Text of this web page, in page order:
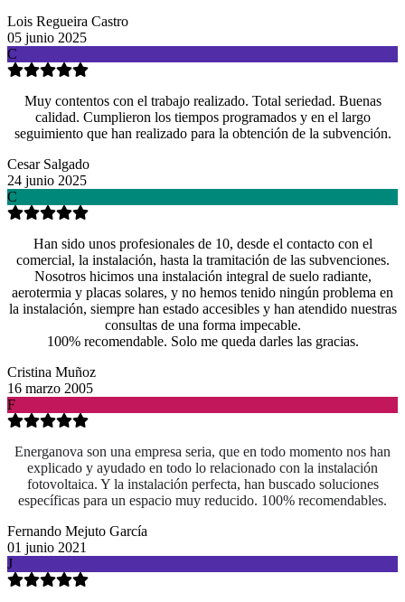
Lois Regueira Castro
05 junio 2025
C
Muy contentos con el trabajo realizado. Total seriedad. Buenas
calidad. Cumplieron los tiempos programados y en el largo
seguimiento que han realizado para la obtención de la subvención.
Cesar Salgado
24 junio 2025
C
Han sido unos profesionales de 10, desde el contacto con el
comercial, la instalación, hasta la tramitación de las subvenciones.
Nosotros hicimos una instalación integral de suelo radiante,
aerotermia y placas solares, y no hemos tenido ningún problema en
la instalación, siempre han estado accesibles y han atendido nuestras
consultas de una forma impecable.
100% recomendable. Solo me queda darles las gracias.
Cristina Muñoz
16 marzo 2005
F
Energanova son una empresa seria, que en todo momento nos han
explicado y ayudado en todo lo relacionado con la instalación
fotovoltaica. Y la instalación perfecta, han buscado soluciones
específicas para un espacio muy reducido. 100% recomendables.
Fernando Mejuto García
01 junio 2021
J